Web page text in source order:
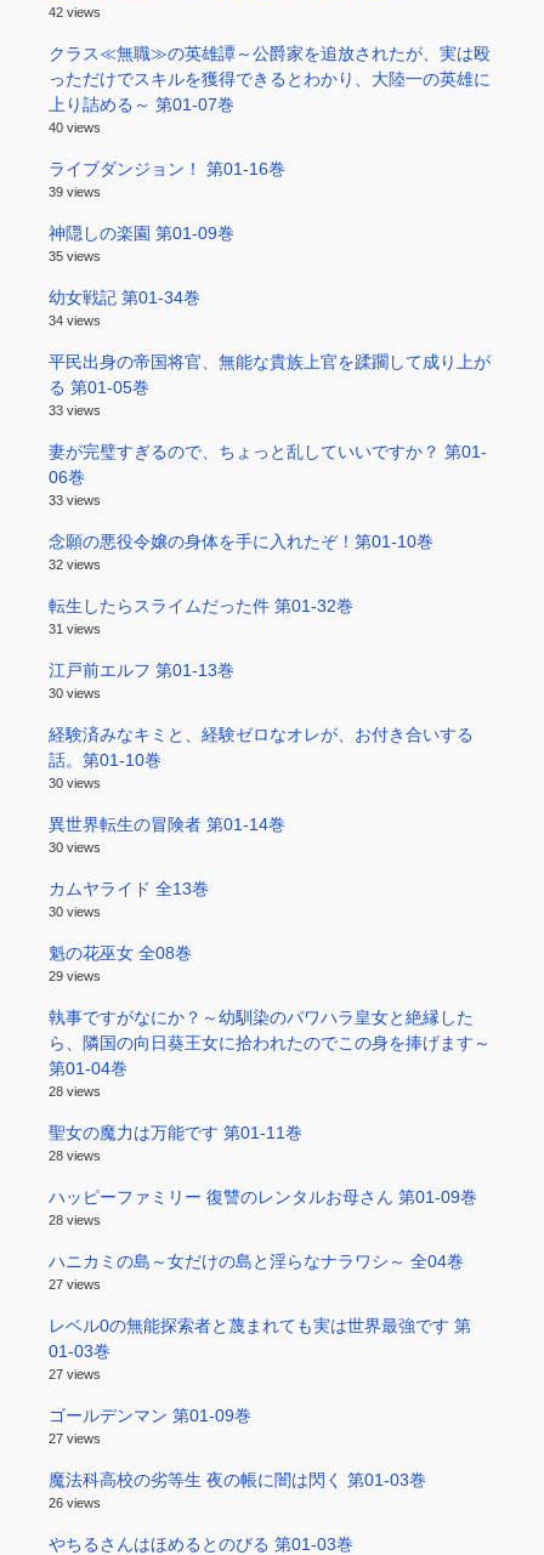
42 views
クラス≪無職≫の英雄譚～公爵家を追放されたが、実は殴
っただけでスキルを獲得できるとわかり、大陸一の英雄に
上り詰める～ 第01-07巻
40 views
ライブダンジョン！ 第01-16巻
39 views
神隠しの楽園 第01-09巻
35 views
幼女戦記 第01-34巻
34 views
平民出身の帝国将官、無能な貴族上官を蹂躙して成り上が
る 第01-05巻
33 views
妻が完璧すぎるので、ちょっと乱していいですか？ 第01-
06巻
33 views
念願の悪役令嬢の身体を手に入れたぞ！第01-10巻
32 views
転生したらスライムだった件 第01-32巻
31 views
江戸前エルフ 第01-13巻
30 views
経験済みなキミと、経験ゼロなオレが、お付き合いする
話。第01-10巻
30 views
異世界転生の冒険者 第01-14巻
30 views
カムヤライド 全13巻
30 views
魁の花巫女 全08巻
29 views
執事ですがなにか？～幼馴染のパワハラ皇女と絶縁した
ら、隣国の向日葵王女に拾われたのでこの身を捧げます～
第01-04巻
28 views
聖女の魔力は万能です 第01-11巻
28 views
ハッピーファミリー 復讐のレンタルお母さん 第01-09巻
28 views
ハニカミの島～女だけの島と淫らなナラワシ～ 全04巻
27 views
レベル0の無能探索者と蔑まれても実は世界最強です 第
01-03巻
27 views
ゴールデンマン 第01-09巻
27 views
魔法科高校の劣等生 夜の帳に闇は閃く 第01-03巻
26 views
やちるさんはほめるとのびる 第01-03巻